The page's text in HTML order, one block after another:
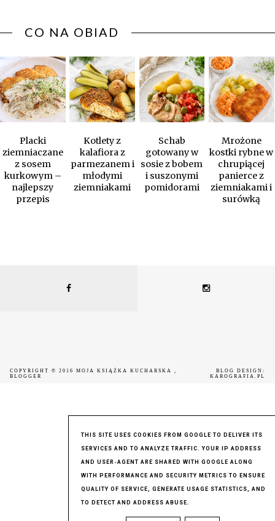
CO NA OBIAD
Placki
ziemniaczane
z sosem
kurkowym –
najlepszy
przepis
Kotlety z
kalafiora z
parmezanem i
młodymi
ziemniakami
Schab
gotowany w
sosie z bobem
i suszonymi
pomidorami
Mrożone
kostki rybne w
chrupiącej
panierce z
ziemniakami i
surówką
COPYRIGHT © 2016 MOJA KSIĄŻKA KUCHARSKA
BLOGGER
BLOG DESIGN:
KAROGRAFIA.PL
THIS SITE USES COOKIES FROM GOOGLE TO DELIVER ITS
SERVICES AND TO ANALYZE TRAFFIC. YOUR IP ADDRESS
AND USER-AGENT ARE SHARED WITH GOOGLE ALONG
WITH PERFORMANCE AND SECURITY METRICS TO ENSURE
QUALITY OF SERVICE, GENERATE USAGE STATISTICS, AND
TO DETECT AND ADDRESS ABUSE.